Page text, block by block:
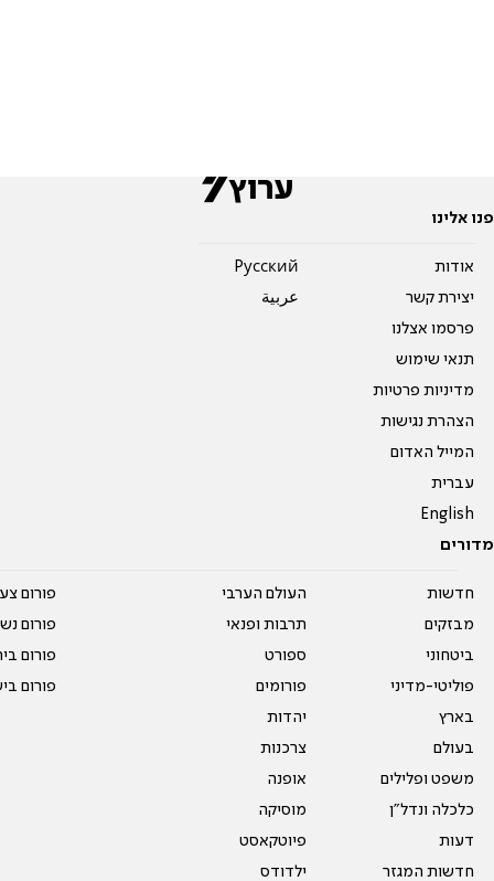
פנו אלינו
אודות
יצירת קשר
פרסמו אצלנו
תנאי שימוש
מדיניות פרטיות
הצהרת נגישות
המייל האדום
עברית
English
Pусский
عربية
מדורים
חדשות
מבזקים
ביטחוני
פוליטי-מדיני
בארץ
בעולם
משפט ופלילים
כלכלה ונדל"ן
דעות
חדשות המגזר
העולם הערבי
תרבות ופנאי
ספורט
פורומים
יהדות
צרכנות
אופנה
מוסיקה
פיוטקאסט
ילדודס
פורום
פורום
פורום
פורום